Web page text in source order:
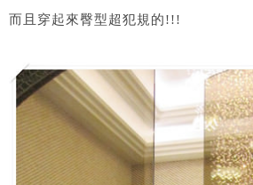
而且穿起來臀型超犯規的!!!